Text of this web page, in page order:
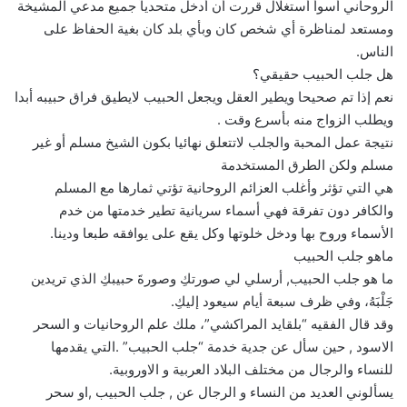
الروحاني أسوأ أستغلال قررت أن أدخل متحدياً جميع مدعي المشيخة
ومستعد لمناظرة أي شخص كان وبأي بلد كان بغية الحفاظ على
الناس.
هل جلب الحبيب حقيقي؟
نعم إذا تم صحيحا ويطير العقل ويجعل الحبيب لايطيق فراق حبيبه أبدا
ويطلب الزواج منه بأسرع وقت .
نتيجة عمل المحبة والجلب لاتتعلق نهائيا بكون الشيخ مسلم أو غير
مسلم ولكن الطرق المستخدمة
هي التي تؤثر وأغلب العزائم الروحانية تؤتي ثمارها مع المسلم
والكافر دون تفرقة فهي أسماء سريانية تطير خدمتها من خدم
الأسماء وروح بها ودخل خلوتها وكل يقع على يوافقه طبعا ودينا.
ماهو جلب الحبيب
ما هو جلب الحبيب, أرسلي لي صورتكِ وصورةَ حبيبكِ الذي تريدين
جَلْبَهُ، وفي ظرف سبعة أيام سيعود إليكِ.
وقد قال الفقيه “بلقايد المراكشي”، ملك علم الروحانيات و السحر
الاسود , حين سأل عن جدية خدمة “جلب الحبيب” .التي يقدمها
للنساء والرجال من مختلف البلاد العربية و الاوروبية.
يسألوني العديد من النساء و الرجال عن , جلب الحبيب ,او سحر